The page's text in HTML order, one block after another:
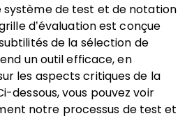
de test et de notation
d’évaluation est conçue
de la sélection de
un outil efficace, en
les aspects critiques de la
dessous, vous pouvez voir
notre processus de test et